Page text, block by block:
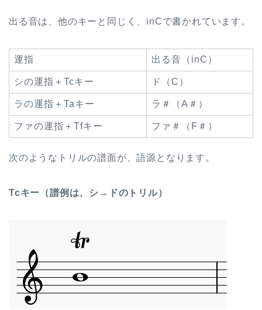
出る音は、他のキーと同じく、inCで書かれています。
運指 出る音（inC）
シの運指＋Tcキー ド（C）
ラの運指＋Taキー ラ＃（A＃）
ファの運指＋Tfキー ファ＃（F＃）
次のようなトリルの譜面が、語源となります。
Tcキー（譜例は、シ→ドのトリル）